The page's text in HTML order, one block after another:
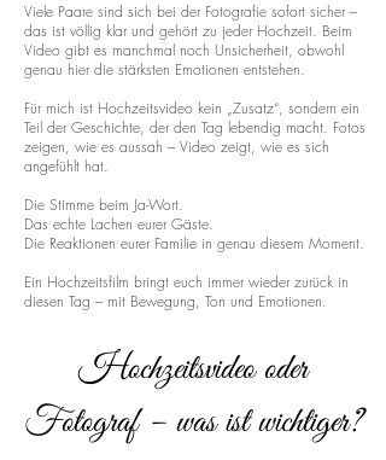
Viele Paare sind sich bei der Fotografie sofort sicher –
das ist völlig klar und gehört zu jeder Hochzeit. Beim
Video gibt es manchmal noch Unsicherheit, obwohl
genau hier die stärksten Emotionen entstehen.
Für mich ist Hochzeitsvideo kein „Zusatz“, sondern ein
Teil der Geschichte, der den Tag lebendig macht. Fotos
zeigen, wie es aussah – Video zeigt, wie es sich
angefühlt hat.
Die Stimme beim Ja-Wort.
Das echte Lachen eurer Gäste.
Die Reaktionen eurer Familie in genau diesem Moment.
Ein Hochzeitsfilm bringt euch immer wieder zurück in
diesen Tag – mit Bewegung, Ton und Emotionen.
Hochzeitsvideo oder
Fotograf – was ist wichtiger?